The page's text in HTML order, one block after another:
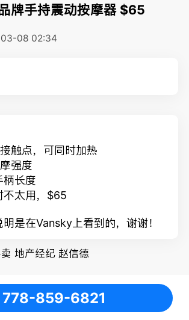
牌手持震动按摩器 $65
08 02:34
触点，可同时加热
强度
柄长度
不太用，$65
是在Vansky上看到的，谢谢！
778-859-6821